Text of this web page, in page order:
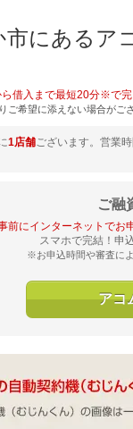
にあるア
借入まで最短20分※で
希望に添えない場合がござ
1店舗ございます。営業
ご融
前にインターネットでお
スマホで完結！申
※お申込時間や審査に
アコ